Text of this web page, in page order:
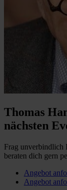
Thomas
nächsten
Frag unverbindlich
beraten dich gern
Angebot
Angebot